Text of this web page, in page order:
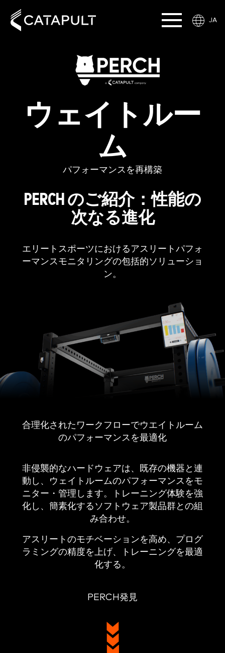
JA
ウェイトルー
ム
パフォーマンスを再構築
PERCH のご紹介：性能の
次なる進化
エリートスポーツにおけるアスリートパフォ
ーマンスモニタリングの包括的ソリューショ
ン。
合理化されたワークフローでウエイトルーム
のパフォーマンスを最適化
非侵襲的なハードウェアは、既存の機器と連
動し、ウェイトルームのパフォーマンスをモ
ニター・管理します。トレーニング体験を強
化し、簡素化するソフトウェア製品群との組
み合わせ。
アスリートのモチベーションを高め、プログ
ラミングの精度を上げ、トレーニングを最適
化する。
PERCH発見